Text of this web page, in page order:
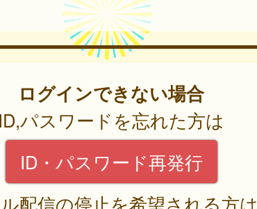
ログインできない場合
ID,パスワードを忘れた方は
ID・パスワード再発行
配信の停止を希望される方は